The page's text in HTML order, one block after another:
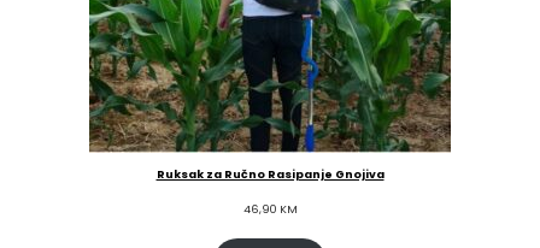
Ruksak za Ručno Rasipanje Gnojiva
46,90 KM